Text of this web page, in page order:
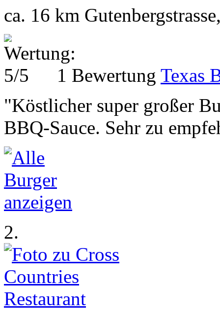
ca. 16 km
1 Bewertung Texas
"Köstlicher super großer
BBQ-Sauce. Sehr zu
2.